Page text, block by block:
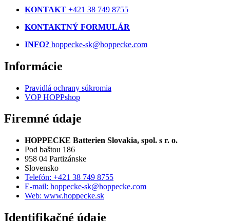
KONTAKT +421 38 749 8755
KONTAKTNÝ FORMULÁR
INFO? hoppecke-sk@hoppecke.com
Informácie
Pravidlá ochrany súkromia
VOP HOPPshop
Firemné údaje
HOPPECKE Batterien Slovakia, spol. s r. o.
Pod baštou 186
958 04 Partizánske
Slovensko
Telefón: +421 38 749 8755
E-mail: hoppecke-sk@hoppecke.com
Web: www.hoppecke.sk
Identifikačné údaje